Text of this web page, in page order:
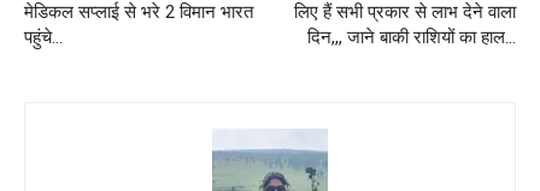
मेडिकल सप्लाई से भरे 2 विमान भारत
पहुंचे…
लिए हैं सभी प्रकार से लाभ देने वाला
दिन,,, जाने बाकी राशियों का हाल…